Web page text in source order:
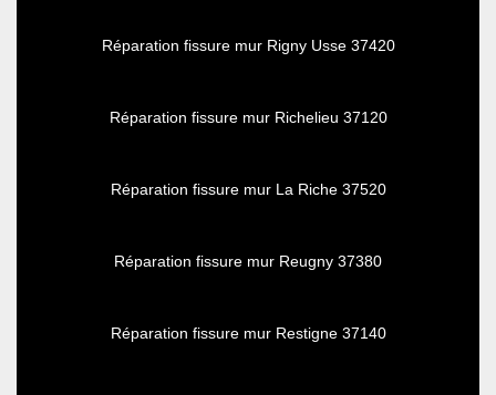
Réparation fissure mur Rigny Usse 37420
Réparation fissure mur Richelieu 37120
Réparation fissure mur La Riche 37520
Réparation fissure mur Reugny 37380
Réparation fissure mur Restigne 37140